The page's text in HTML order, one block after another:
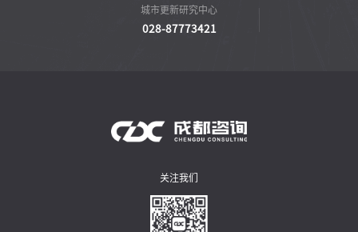
城市更新研究中心
028-87773421
关注我们